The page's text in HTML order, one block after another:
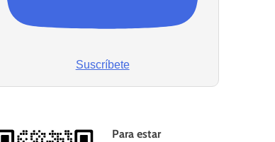
Suscríbete
Para estar